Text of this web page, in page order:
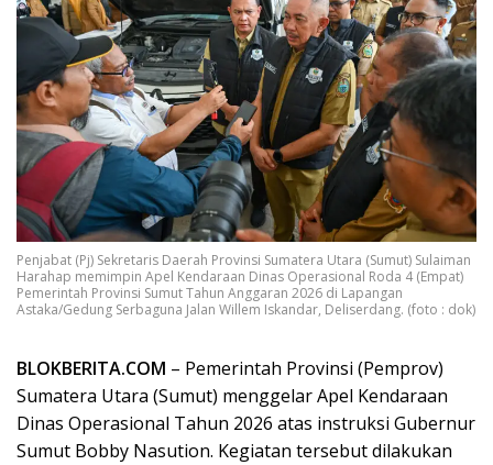
Penjabat (Pj) Sekretaris Daerah Provinsi Sumatera Utara (Sumut) Sulaiman
Harahap memimpin Apel Kendaraan Dinas Operasional Roda 4 (Empat)
Pemerintah Provinsi Sumut Tahun Anggaran 2026 di Lapangan
Astaka/Gedung Serbaguna Jalan Willem Iskandar, Deliserdang. (foto : dok)
BLOKBERITA.COM – Pemerintah Provinsi (Pemprov)
Sumatera Utara (Sumut) menggelar Apel Kendaraan
Dinas Operasional Tahun 2026 atas instruksi Gubernur
Sumut Bobby Nasution. Kegiatan tersebut dilakukan